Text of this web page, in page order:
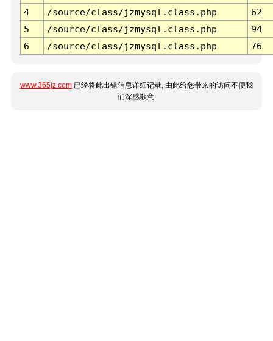
4
/source/class/jzmysql.class.php
62
5
/source/class/jzmysql.class.php
94
6
/source/class/jzmysql.class.php 76
www.365jz.com 已经将此出错信息详细记录, 由此给您带来的访问不便我
们深感歉意.